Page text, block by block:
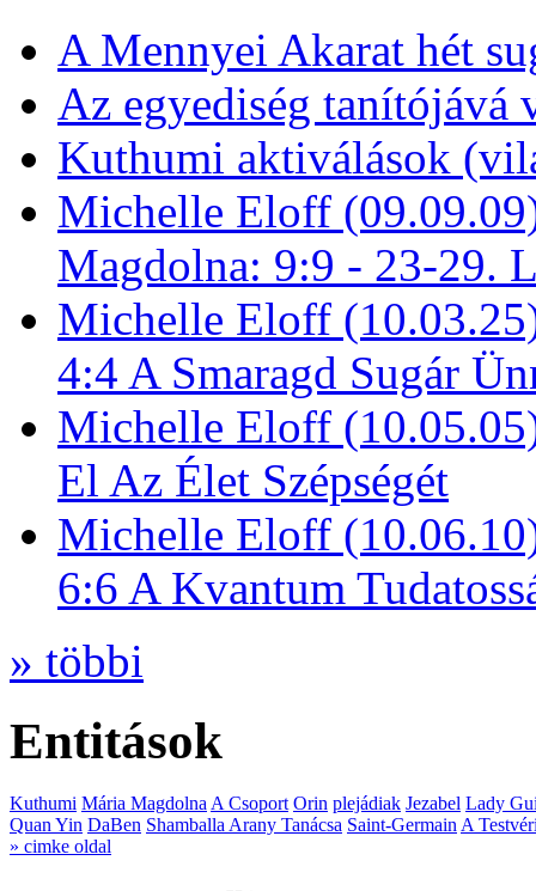
A Mennyei Akarat hét
Az egyediség tanítójává
Kuthumi aktiválások
Michelle Eloff
Magdolna: 9:9 - 23-29.
Michelle Eloff
4:4 A Smaragd Sugár
Michelle Eloff
El Az Élet Szépségét
Michelle Eloff
6:6 A Kvantum
» többi
Entitások
Kuthumi Mária MagdolnaA Csoport Orin plejádiak Jezabel Lady
Quan Yin DaBen Shamballa Arany Tanácsa Saint-GermainA
» cimke oldal